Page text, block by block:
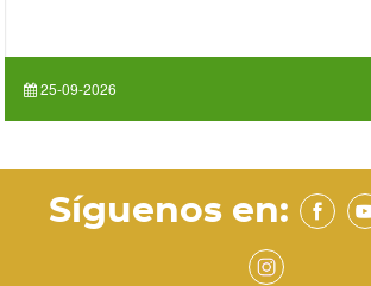
25-09-2026
Síguenos en: